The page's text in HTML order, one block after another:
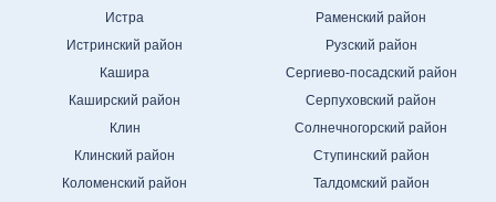
Истра
Истринский район
Кашира
Каширский район
Клин
Клинский район
Коломенский район
Раменский район
Рузский район
Сергиево-посадский район
Серпуховский район
Солнечногорский район
Ступинский район
Талдомский район